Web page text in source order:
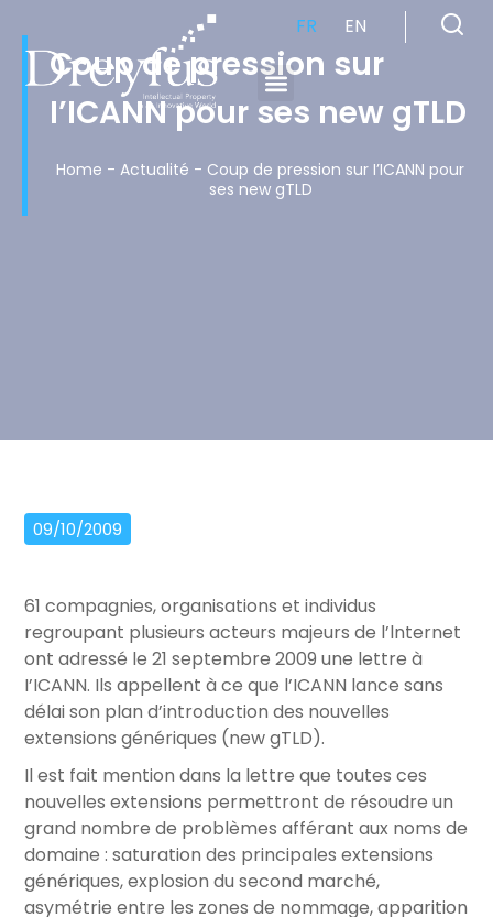
FR EN
Coup de pression sur
I’ICANN pour ses new gTLD
Home - Actualité - Coup de pression sur I’ICANN pour
ses new gTLD
09/10/2009
61 compagnies, organisations et individus
regroupant plusieurs acteurs majeurs de l’lnternet
ont adressé le 21 septembre 2009 une lettre à
I’ICANN. Ils appellent à ce que l’ICANN lance sans
délai son plan d’introduction des nouvelles
extensions génériques (new gTLD).
Il est fait mention dans la lettre que toutes ces
nouvelles extensions permettront de résoudre un
grand nombre de problèmes afférant aux noms de
domaine : saturation des principales extensions
génériques, explosion du second marché,
asymétrie entre les zones de nommage, apparition